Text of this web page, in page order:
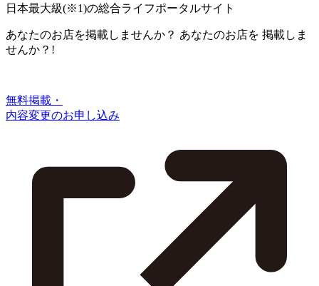
日本最大級(※1)の総合ライフポータルサイト
あなたのお店を掲載しませんか？ あなたのお店を 掲載しま
せんか？!
無料掲載・
内容変更のお申し込み